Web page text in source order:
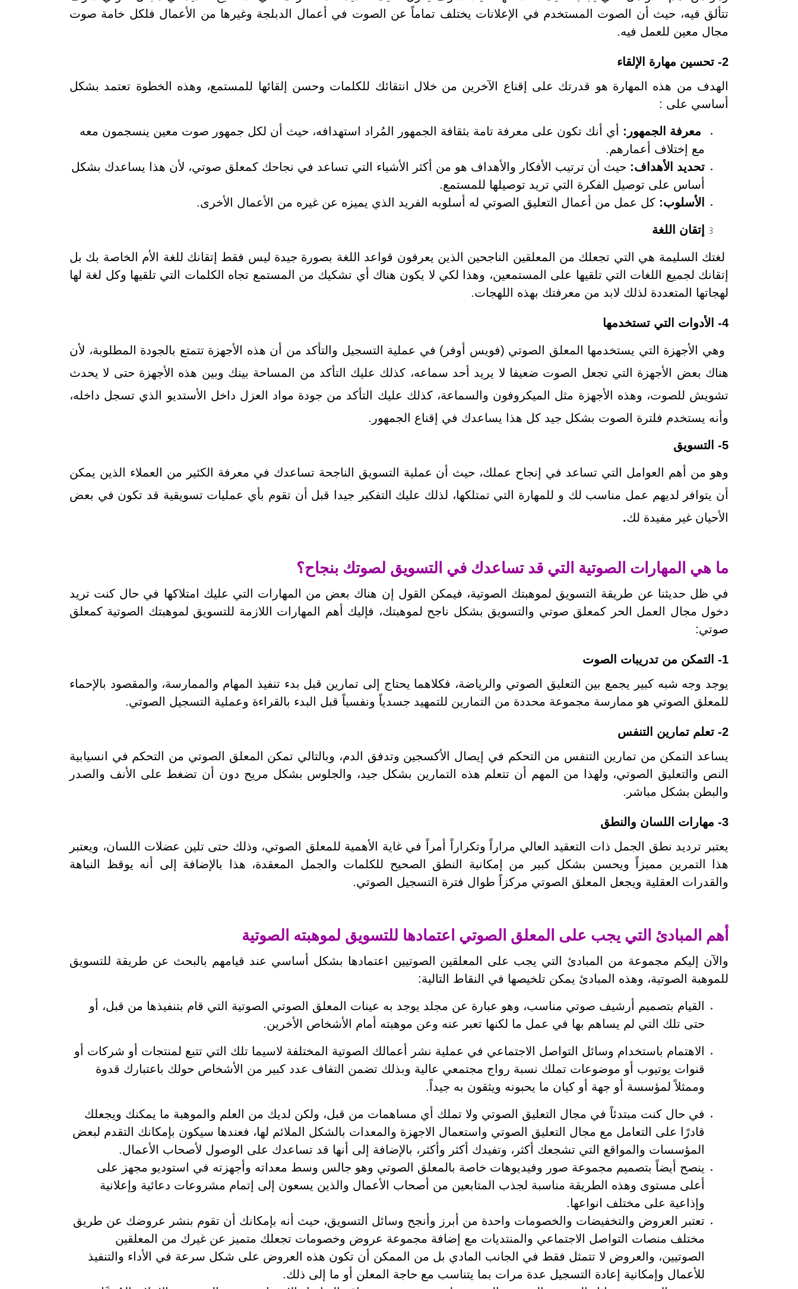
تتألق فيه، حيث أن الصوت المستخدم في الإعلانات يختلف تماماً عن الصوت في أعمال الدبلجة وغيرها من الأعمال فلكل خامة صوت
مجال معين للعمل فيه.
2- تحسين مهارة الإلقاء
الهدف من هذه المهارة هو قدرتك على إقناع الآخرين من خلال انتقائك للكلمات وحسن إلقائها للمستمع، وهذه الخطوة تعتمد بشكل
أساسي على :
معرفة الجمهور:
أي أنك تكون على معرفة تامة بثقافة الجمهور المُراد استهدافه، حيث أن لكل جمهور صوت معين ينسجمون معه
مع إختلاف أعمارهم.
تحديد الأهداف: حيث أن ترتيب الأفكار والأهداف هو من أكثر الأشياء التي تساعد في نجاحك كمعلق صوتي، لأن هذا يساعدك بشكل
أساس على توصيل الفكرة التي تريد توصيلها للمستمع.
الأسلوب: كل عمل من أعمال التعليق الصوتي له أسلوبه الفريد الذي يميزه عن غيره من الأعمال الأخرى.
إتقان اللغة
لغتك السليمة هي التي تجعلك من المعلقين الناجحين الذين يعرفون قواعد اللغة بصورة جيدة ليس فقط إتقانك للغة الأم الخاصة بك بل
إتقانك لجميع اللغات التي تلقيها على المستمعين، وهذا لكي لا يكون هناك أي تشكيك من المستمع تجاه الكلمات التي تلقيها وكل لغة لها
لهجاتها المتعددة لذلك لابد من معرفتك بهذه اللهجات.
4- الأدوات التي تستخدمها
وهي الأجهزة التي يستخدمها المعلق الصوتي (فويس أوفر) في عملية التسجيل والتأكد من أن هذه الأجهزة تتمتع بالجودة المطلوبة، لأن
هناك بعض الأجهزة التي تجعل الصوت ضعيفا لا يريد أحد سماعه، كذلك عليك التأكد من المساحة بينك وبين هذه الأجهزة حتى لا يحدث
تشويش للصوت، وهذه الأجهزة مثل الميكروفون والسماعة، كذلك عليك التأكد من جودة مواد العزل داخل الأستديو الذي تسجل داخله،
وأنه يستخدم فلترة الصوت بشكل جيد كل هذا يساعدك في إقناع الجمهور.
5- التسويق
وهو من أهم العوامل التي تساعد في إنجاح عملك، حيث أن عملية التسويق الناجحة تساعدك في معرفة الكثير من العملاء الذين يمكن
أن يتوافر لديهم عمل مناسب لك و للمهارة التي تمتلكها، لذلك عليك التفكير جيدا قبل أن تقوم بأي عمليات تسويقية قد تكون في بعض
الأحيان غير مفيدة لك.
ما هي المهارات الصوتية التي قد تساعدك في التسويق لصوتك بنجاح؟
في ظل حديثنا عن طريقة التسويق لموهبتك الصوتية، فيمكن القول إن هناك بعض من المهارات التي عليك امتلاكها في حال كنت تريد
دخول مجال العمل الحر كمعلق صوتي والتسويق بشكل ناجح لموهبتك، فإليك أهم المهارات اللازمة للتسويق لموهبتك الصوتية كمعلق
صوتي:
1- التمكن من تدريبات الصوت
يوجد وجه شبه كبير يجمع بين التعليق الصوتي والرياضة، فكلاهما يحتاج إلى تمارين قبل بدء تنفيذ المهام والممارسة، والمقصود بالإحماء
للمعلق الصوتي هو ممارسة مجموعة محددة من التمارين للتمهيد جسدياً ونفسياً قبل البدء بالقراءة وعملية التسجيل الصوتي.
2- تعلم تمارين التنفس
يساعد التمكن من تمارين التنفس من التحكم في إيصال الأكسجين وتدفق الدم، وبالتالي تمكن المعلق الصوتي من التحكم في انسيابية
النص والتعليق الصوتي، ولهذا من المهم أن تتعلم هذه التمارين بشكل جيد، والجلوس بشكل مريح دون أن تضغط على الأنف والصدر
والبطن بشكل مباشر.
3- مهارات اللسان والنطق
يعتبر ترديد نطق الجمل ذات التعقيد العالي مراراً وتكراراً أمراً في غاية الأهمية للمعلق الصوتي، وذلك حتى تلين عضلات اللسان، ويعتبر
هذا التمرين مميزاً ويحسن بشكل كبير من إمكانية النطق الصحيح للكلمات والجمل المعقدة، هذا بالإضافة إلى أنه يوقظ النباهة
والقدرات العقلية ويجعل المعلق الصوتي مركزاً طوال فترة التسجيل الصوتي.
أهم المبادئ التي يجب على المعلق الصوتي اعتمادها للتسويق لموهبته الصوتية
والآن إليكم مجموعة من المبادئ التي يجب على المعلقين الصوتيين اعتمادها بشكل أساسي عند قيامهم بالبحث عن طريقة للتسويق
للموهبة الصوتية، وهذه المبادئ يمكن تلخيصها في النقاط التالية:
القيام بتصميم أرشيف صوتي مناسب، وهو عبارة عن مجلد يوجد به عينات المعلق الصوتي الصوتية التي قام بتنفيذها من قبل، أو
حتى تلك التي لم يساهم بها في عمل ما لكنها تعبر عنه وعن موهبته أمام الأشخاص الأخرين.
الاهتمام باستخدام وسائل التواصل الاجتماعي في عملية نشر أعمالك الصوتية المختلفة لاسيما تلك التي تتبع لمنتجات أو شركات أو
قنوات يوتيوب أو موضوعات تملك نسبة رواج مجتمعي عالية وبذلك تضمن التفاف عدد كبير من الأشخاص حولك باعتبارك قدوة
وممثلاً لمؤسسة أو جهة أو كيان ما يحبونه ويثقون به جيداً.
في حال كنت مبتدئاً في مجال التعليق الصوتي ولا تملك أي مساهمات من قبل، ولكن لديك من العلم والموهبة ما يمكنك ويجعلك
قادرًا على التعامل مع مجال التعليق الصوتي واستعمال الاجهزة والمعدات بالشكل الملائم لها، فعندها سيكون بإمكانك التقدم لبعض
المؤسسات والمواقع التي تشجعك أكثر، وتفيدك أكثر وأكثر، بالإضافة إلى أنها قد تساعدك على الوصول لأصحاب الأعمال.
ينصح أيضاً بتصميم مجموعة صور وفيديوهات خاصة بالمعلق الصوتي وهو جالس وسط معداته وأجهزته في استوديو مجهز على
أعلى مستوى وهذه الطريقة مناسبة لجذب المتابعين من أصحاب الأعمال والذين يسعون إلى إتمام مشروعات دعائية وإعلانية
وإذاعية على مختلف انواعها.
تعتبر العروض والتخفيضات والخصومات واحدة من أبرز وأنجح وسائل التسويق، حيث أنه بإمكانك أن تقوم بنشر عروضك عن طريق
مختلف منصات التواصل الاجتماعي والمنتديات مع إضافة مجموعة عروض وخصومات تجعلك متميز عن غيرك من المعلقين
الصوتيين، والعروض لا تتمثل فقط في الجانب المادي بل من الممكن أن تكون هذه العروض على شكل سرعة في الأداء والتنفيذ
للأعمال وإمكانية إعادة التسجيل عدة مرات بما يتناسب مع حاجة المعلن أو ما إلى ذلك.